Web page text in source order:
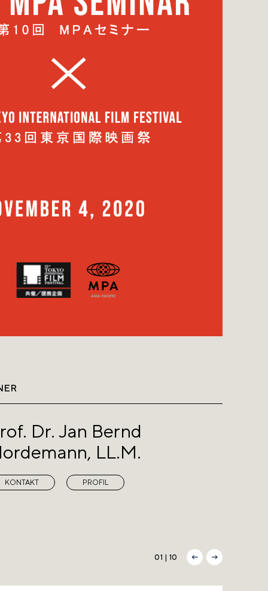
Dr. Jan Bernd
LL.M.
KONTAKT PROFIL
01 | 10